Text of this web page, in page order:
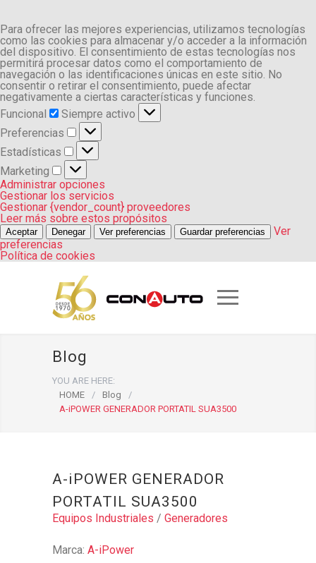
Para ofrecer las mejores experiencias, utilizamos tecnologías
como las cookies para almacenar y/o acceder a la información
del dispositivo. El consentimiento de estas tecnologías nos
permitirá procesar datos como el comportamiento de
navegación o las identificaciones únicas en este sitio. No
consentir o retirar el consentimiento, puede afectar
negativamente a ciertas características y funciones.
Funcional
Funcional
Siempre activo
Preferencias
Preferencias
Estadísticas
Estadísticas
Marketing
Marketing
Administrar opciones
Gestionar los servicios
Gestionar {vendor_count} proveedores
Leer más sobre estos propósitos
Aceptar Denegar Ver preferencias Guardar preferencias
Ver
preferencias
Política de cookies
Blog
YOU ARE HERE:
HOME
/ Blog
/
A-iPOWER GENERADOR PORTATIL SUA3500
A-iPOWER GENERADOR
PORTATIL SUA3500
Equipos Industriales / Generadores
Marca: A-iPower